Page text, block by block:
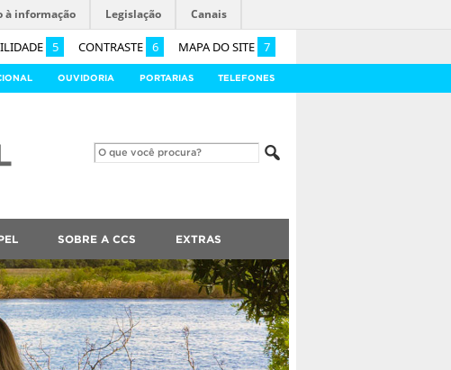
5 CONTRASTE 6 MAPA DO SITE 7
à informação Legislação Canais
OUVIDORIA PORTARIAS TELEFONES
SOBRE A CCS EXTRAS